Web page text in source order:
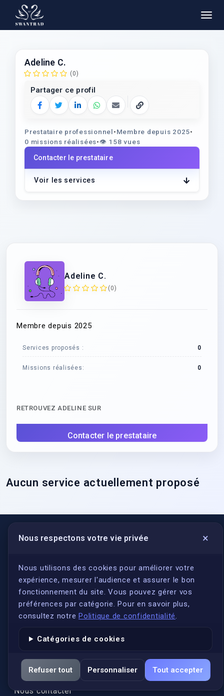
Adeline C.
(0)
Partager ce profil
Facebook
TwitterLinkedInWhatsApp
E‑mailCopier le lien
Prestataire professionnel•Membre depuis 2025•
0 missions réalisées•👁️ 158 vues
Contacter le prestataire
Voir les services
Adeline C.
(0)
Membre depuis 2025
Services proposés : 0
Missions réalisées: 0
RETROUVEZ ADELINE SUR
Contacter le prestataire
Aucun service actuellement proposé
Nous respectons votre vie privée ×
Nous utilisons des cookies pour améliorer votre
expérience, mesurer l'audience et assurer le bon
fonctionnement du site. Vous pouvez gérer vos
préférences par catégorie. Pour en savoir plus,
consultez notre Politique de confidentialité.
Catégories de cookies
Refuser tout Personnaliser Tout accepter
LIENS UTILES
S'inscrire
Qui sommes-nous ?
Conformité
Annuaires des traducteurs assermentés
Actualités
Services
FAQ
Nous contacter